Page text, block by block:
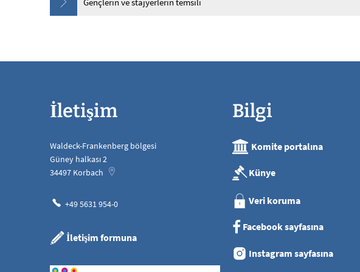
İletişim
Waldeck-Frankenberg bölgesi
Güney halkası 2
34497 Korbach
+49 5631 954-0
İletişim formuna
Bilgi
Komite portalına
Künye
Veri koruma
Facebook sayfasına
Instagram sayfasına